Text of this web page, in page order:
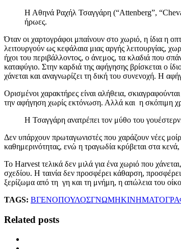
Η Αθηνά Ραχήλ Τσαγγάρη (“Attenberg”,
ήρωες.
Όταν οι χαρτογράφοι μπαίνουν στο χωριό, η ίδια η
λειτουργούν ως κεφάλαια μιας αργής λειτουργίας,
ήχοι του περιβάλλοντος, ο άνεμος, τα κλαδιά που
καταφύγιο. Στην καρδιά της αφήγησης βρίσκεται ο
χάνεται και αναγνωρίζει τη δική του συνενοχή. Η
Ορισμένοι χαρακτήρες είναι αλήθεια,
την αφήγηση χωρίς εκτόνωση. Αλλά και η σκόπιμη
Η Τσαγγάρη ανατρέπει τον μύθο του
Δεν υπάρχουν πρωταγωνιστές που χαράζουν νέες
καθημερινότητας, ενώ η τραγωδία κρύβεται στα
Το Harvest τελικά δεν μιλά για ένα χωριό που
σχεδίου. Η ταινία δεν προσφέρει κάθαρση, προσφέρει
ξερίζωμα από τη γη και τη μνήμη, η απώλεια του
TAGS: ΒΓΕΝΟΠΟΥΛΟΣΓΝΩΜΗ
Related posts